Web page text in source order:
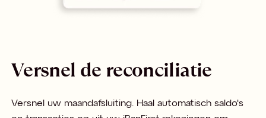
Versnel de reconciliatie
Versnel uw maandafsluiting. Haal automatisch saldo's